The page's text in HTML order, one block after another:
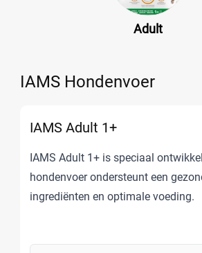
Adult
IAMS Hondenvoer
IAMS Adult 1+
IAMS Adult 1+ is speciaal
hondenvoer ondersteunt een
ingrediënten en optimale voeding.